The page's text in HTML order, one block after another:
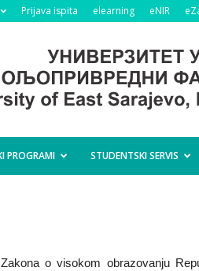
Prijava ispita elearning eNIR
PROGRAMI STUDENTSKI SERVIS
o visokom obrazovanju